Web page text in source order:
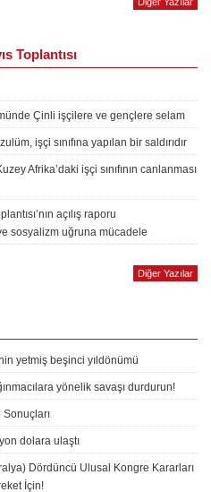
Diğer Yazılar
Toplantısı
Çinli işçilere ve gençlere selam
işçi sınıfına yapılan bir saldırıdır
Afrika’daki işçi sınıfının canlanması
açılış raporu
sosyalizm uğruna mücadele
Diğer Yazılar
yetmiş beşinci yıldönümü
yönelik savaşı durdurun!
Sonuçları
dolara ulaştı
Dördüncü Ulusal Kongre Kararları
İçin!